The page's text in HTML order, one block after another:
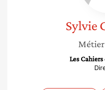
Sylvie
Métier
Les